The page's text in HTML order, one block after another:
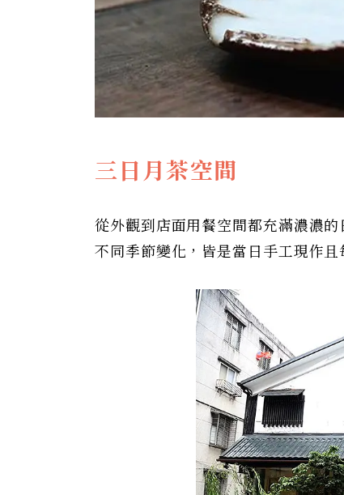
三日月茶空間
從外觀到店面用餐空間都充滿濃濃
不同季節變化，皆是當日手工現作